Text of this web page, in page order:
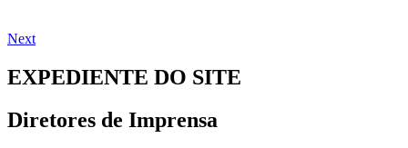
Next
EXPEDIENTE DO SITE
Diretores de Imprensa